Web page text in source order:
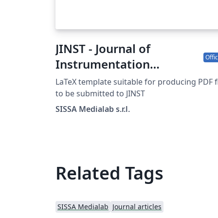
JINST - Journal of
Instrumentation
template
LaTeX template suitable for producing PDF
to be submitted to JINST
SISSA Medialab s.r.l.
Related Tags
SISSA Medialab Journal articles